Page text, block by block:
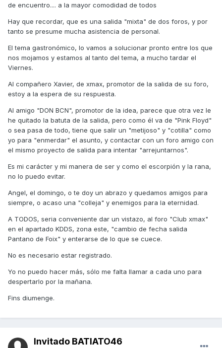
de encuentro.... a la mayor comodidad de todos
Hay que recordar, que es una salida "mixta" de dos foros, y por
tanto se presume mucha asistencia de personal.
El tema gastronómico, lo vamos a solucionar pronto entre los que
nos mojamos y estamos al tanto del tema, a mucho tardar el
Viernes.
Al compañero Xavier, de xmax, promotor de la salida de su foro,
estoy a la espera de su respuesta.
Al amigo "DON BCN", promotor de la idea, parece que otra vez le
he quitado la batuta de la salida, pero como él va de "Pink Floyd"
o sea pasa de todo, tiene que salir un "metijoso" y "cotilla" como
yo para "enmerdar" el asunto, y contactar con un foro amigo con
el mismo proyecto de salida para intentar "arrejuntarnos".
Es mi carácter y mi manera de ser y como el escorpión y la rana,
no lo puedo evitar.
Angel, el domingo, o te doy un abrazo y quedamos amigos para
siempre, o acaso una "colleja" y enemigos para la eternidad.
A TODOS, seria conveniente dar un vistazo, al foro "Club xmax"
en el apartado KDDS, zona este, "cambio de fecha salida
Pantano de Foix" y enterarse de lo que se cuece.
No es necesario estar registrado.
Yo no puedo hacer más, sólo me falta llamar a cada uno para
despertarlo por la mañana.
Fins diumenge.
Invitado BATIATO46